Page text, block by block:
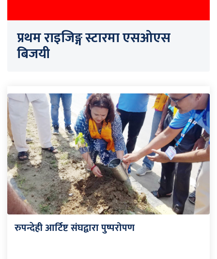
प्रथम राइजिङ्ग स्टारमा एसओएस
बिजयी
रुपन्देही आर्टिष्ट संघद्वारा पुष्परोपण